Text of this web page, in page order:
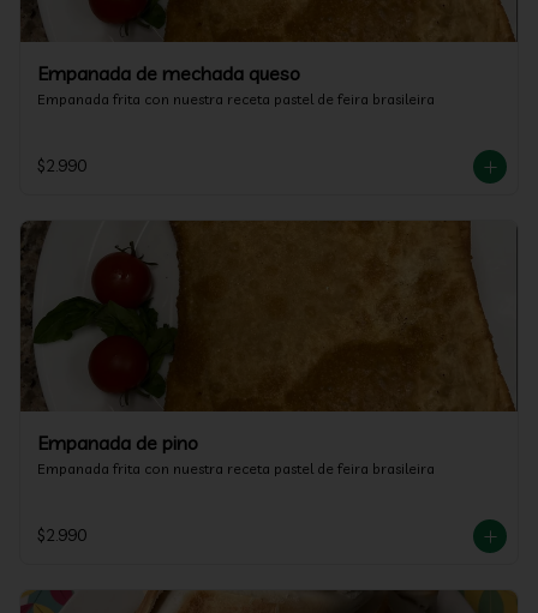
Empanada de mechada queso
Empanada frita con nuestra receta pastel de feira brasileira
$2.990
Empanada de pino
Empanada frita con nuestra receta pastel de feira brasileira
$2.990